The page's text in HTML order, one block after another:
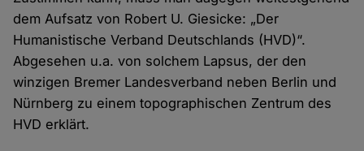
dem Aufsatz von Robert U. Giesicke: „Der
Humanistische Verband Deutschlands (HVD)“.
Abgesehen u.a. von solchem Lapsus, der den
winzigen Bremer Landesverband neben Berlin und
Nürnberg zu einem topographischen Zentrum des
HVD erklärt.